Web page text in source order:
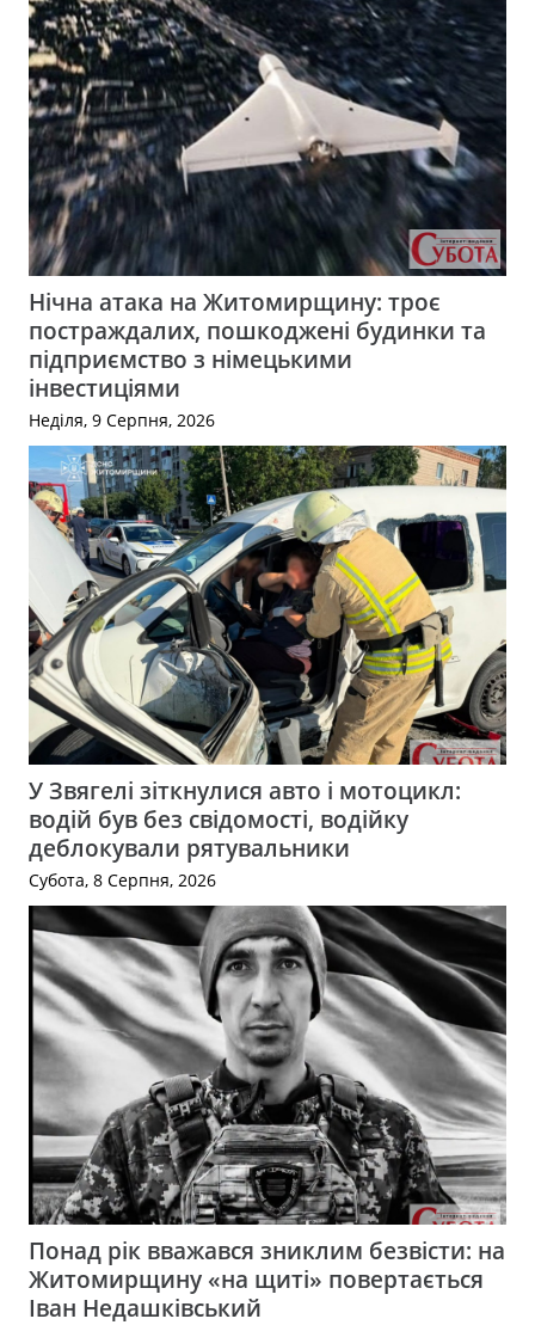
Нічна атака на Житомирщину: троє
постраждалих, пошкоджені будинки та
підприємство з німецькими
інвестиціями
Неділя, 9 Серпня, 2026
У Звягелі зіткнулися авто і мотоцикл:
водій був без свідомості, водійку
деблокували рятувальники
Субота, 8 Серпня, 2026
Понад рік вважався зниклим безвісти: на
Житомирщину «на щиті» повертається
Іван Недашківський